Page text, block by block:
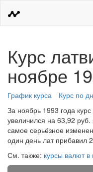
Курс
ноябре
График курса
Курс по
За ноябрь 1993 года
увеличился на 63,92
самое серьёзное
один день лат прибавил
См. также: курсы валют